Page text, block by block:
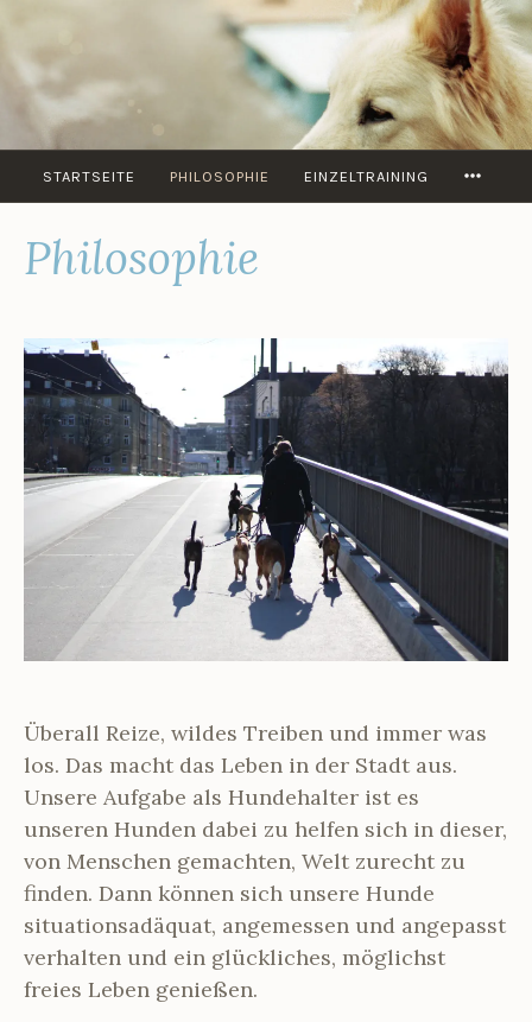
Inhalt
springen
STARTSEITE PHILOSOPHIE EINZELTRAINING
Philosophie
Überall Reize, wildes Treiben und immer was
los. Das macht das Leben in der Stadt aus.
Unsere Aufgabe als Hundehalter ist es
unseren Hunden dabei zu helfen sich in dieser,
von Menschen gemachten, Welt zurecht zu
finden. Dann können sich unsere Hunde
situationsadäquat, angemessen und angepasst
verhalten und ein glückliches, möglichst
freies Leben genießen.